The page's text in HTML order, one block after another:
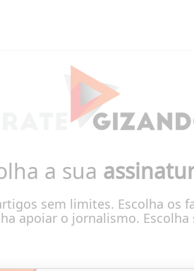
a sua
sem limites. Escolha os
apoiar o jornalismo.